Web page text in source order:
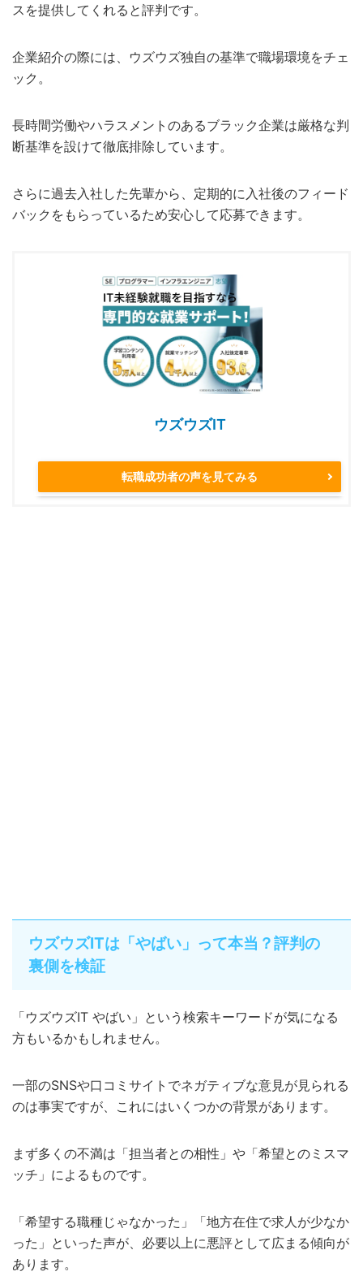
スを提供してくれると評判です。
企業紹介の際には、ウズウズ独自の基準で職場環境をチェ
ック。
長時間労働やハラスメントのあるブラック企業は厳格な判
断基準を設けて徹底排除しています。
さらに過去入社した先輩から、定期的に入社後のフィード
バックをもらっているため安心して応募できます。
ウズウズIT
転職成功者の声を見てみる
ウズウズITは「やばい」って本当？評判の
裏側を検証
「ウズウズIT やばい」という検索キーワードが気になる
方もいるかもしれません。
一部のSNSや口コミサイトでネガティブな意見が見られる
のは事実ですが、これにはいくつかの背景があります。
まず多くの不満は「担当者との相性」や「希望とのミスマ
ッチ」によるものです。
「希望する職種じゃなかった」「地方在住で求人が少なか
った」といった声が、必要以上に悪評として広まる傾向が
あります。